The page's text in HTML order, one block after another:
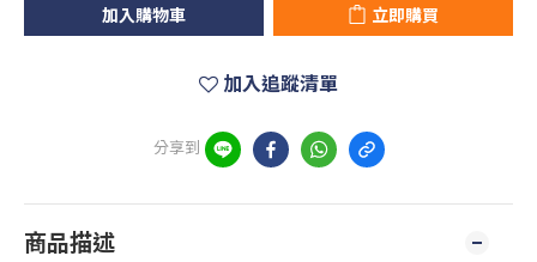
加入購物車 立即購買
加入追蹤清單
分享到
商品描述